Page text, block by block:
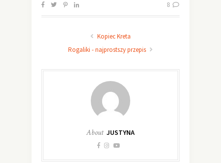
8
Kopiec Kreta
Rogaliki - najprostszy przepis
About JUSTYNA